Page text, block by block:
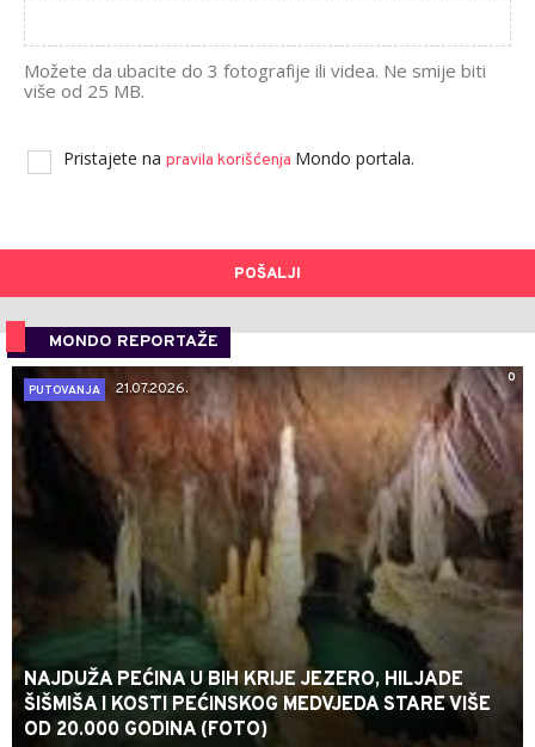
Možete da ubacite do 3 fotografije ili videa. Ne smije biti
više od 25 MB.
Pristajete na pravila korišćenja Mondo portala.
POŠALJI
MONDO REPORTAŽE
0
PUTOVANJA
21.07.2026.
NAJDUŽA PEĆINA U BIH KRIJE JEZERO, HILJADE
ŠIŠMIŠA I KOSTI PEĆINSKOG MEDVJEDA STARE VIŠE
OD 20.000 GODINA (FOTO)